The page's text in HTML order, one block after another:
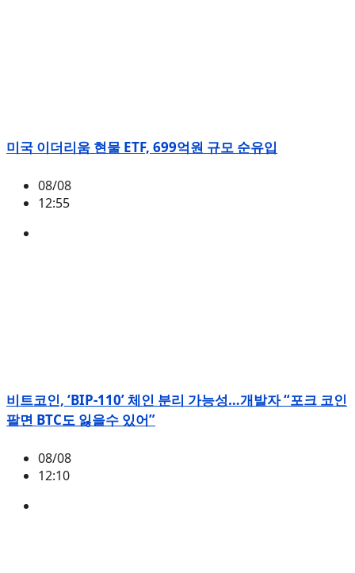
미국 이더리움 현물 ETF, 699억원 규모 순유입
08/08
12:55
비트코인, ‘BIP-110’ 체인 분리 가능성…개발자 “포크 코인
팔면 BTC도 잃을수 있어”
08/08
12:10